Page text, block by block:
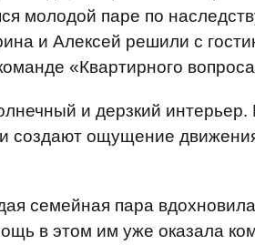
молодой паре по
и Алексей решили с
«Квартирного
и дерзкий
создают ощущение
семейная пара
в этом им уже оказала